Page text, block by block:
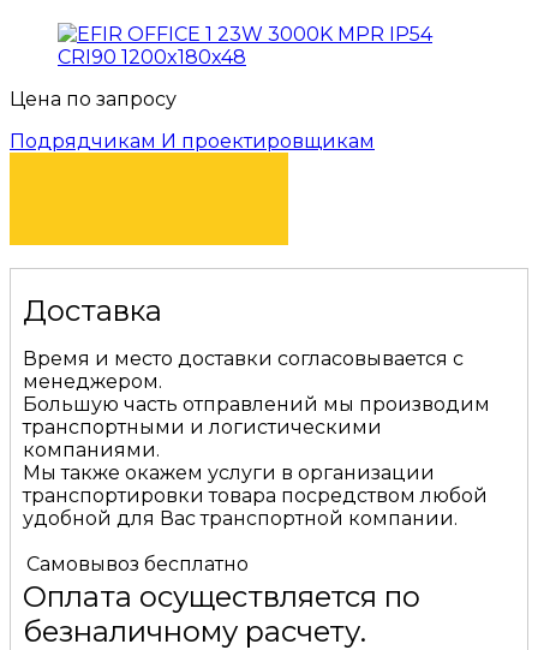
Цена по запросу
Подрядчикам И проектировщикам
Доставка
Время и место доставки согласовывается с
менеджером.
Большую часть отправлений мы производим
транспортными и логистическими
компаниями.
Мы также окажем услуги в организации
транспортировки товара посредством любой
удобной для Вас транспортной компании.
Самовывоз бесплатно
Оплата осуществляется по
безналичному расчету.